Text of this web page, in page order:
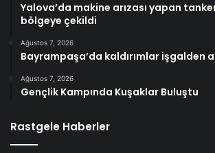
Yalova’da makine arızası yapan
bölgeye çekildi
Ağustos 7, 2026
Bayrampaşa’da kaldırımlar işgalden
Ağustos 7, 2026
Gençlik Kampında Kuşaklar Buluştu
Rastgele Haberler